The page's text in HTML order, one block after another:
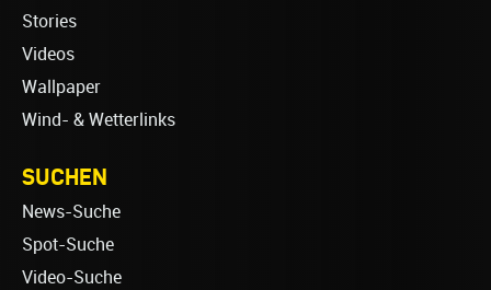
Stories
Videos
Wallpaper
Wind- & Wetterlinks
SUCHEN
News-Suche
Spot-Suche
Video-Suche